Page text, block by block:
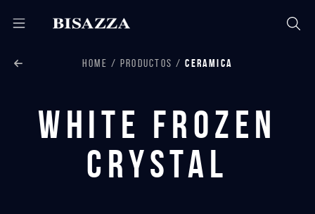
HOME PRODUCTOS CERAMICA
White Frozen
Crystal